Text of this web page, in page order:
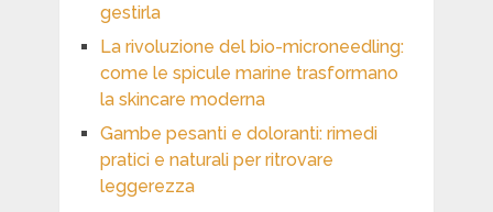
gestirla
La rivoluzione del bio-microneedling:
come le spicule marine trasformano
la skincare moderna
Gambe pesanti e doloranti: rimedi
pratici e naturali per ritrovare
leggerezza